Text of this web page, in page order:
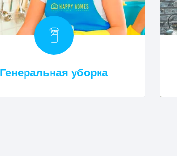
Генеральная уборка